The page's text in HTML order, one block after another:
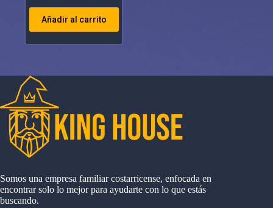
Añadir al carrito
Somos una empresa familiar costarricense, enfocada en
encontrar solo lo mejor para ayudarte con lo que estás
buscando.